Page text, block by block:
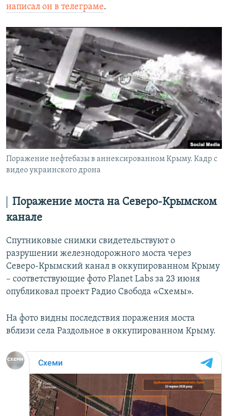
написал он в телеграме.
Поражение нефтебазы в аннексированном Крыму. Кадр с
видео украинского дрона
Поражение моста на Северо-Крымском
канале
Спутниковые снимки свидетельствуют о
разрушении железнодорожного моста через
Северо-Крымский канал в оккупированном Крыму
– соответствующие фото Planet Labs за 23 июня
опубликовал проект Радио Свобода «Схемы».
На фото видны последствия поражения моста
вблизи села Раздольное в оккупированном Крыму.